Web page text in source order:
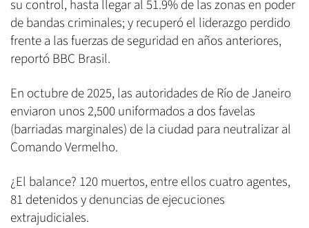
su control, hasta llegar al 51.9% de las zonas en poder
de bandas criminales; y recuperó el liderazgo perdido
frente a las fuerzas de seguridad en años anteriores,
reportó BBC Brasil.
En octubre de 2025, las autoridades de Río de Janeiro
enviaron unos 2,500 uniformados a dos favelas
(barriadas marginales) de la ciudad para neutralizar al
Comando Vermelho.
¿El balance? 120 muertos, entre ellos cuatro agentes,
81 detenidos y denuncias de ejecuciones
extrajudiciales.